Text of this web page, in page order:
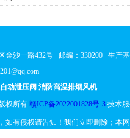
金沙一路432号邮编：330200 生产基
动泄压阀 消防高温排烟风机
权所有 赣ICP备2022001828号-3技术服
如有侵权请告知！我们立即删除；本